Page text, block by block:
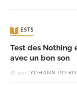
TESTS
Test des Nothing
avec un bon son
par YOHANN